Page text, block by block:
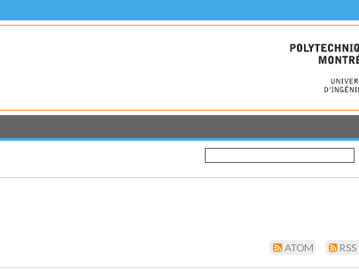
ATOM